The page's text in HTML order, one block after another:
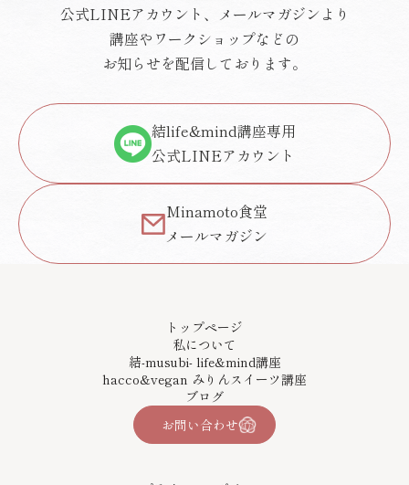
公式LINEアカウント、メールマガジンより
講座やワークショップなどの
お知らせを配信しております。
結life&mind講座専用
公式LINEアカウント
Minamoto食堂
メールマガジン
トップページ
私について
結-musubi- life&mind講座
hacco&vegan みりんスイーツ講座
ブログ
お問い合わせ